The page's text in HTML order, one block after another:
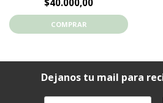
$40.000,00
COMPRAR
Dejanos tu mail para